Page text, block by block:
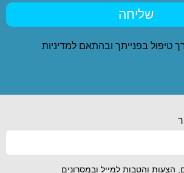
שליחה
טיפול בפנייתך ובהתאם למדיניות
הצעות והטבות למייל ובמסרונים